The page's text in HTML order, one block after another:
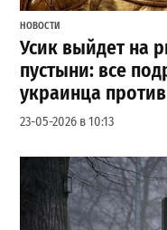
НОВОСТИ
Усик выйдет на
пустыни: все
украинца
23-05-2026 в 10:13